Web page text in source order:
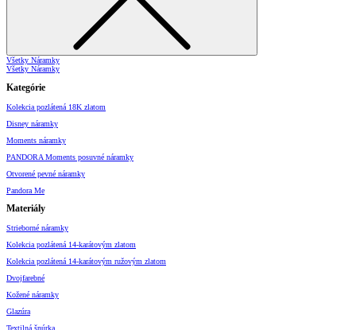
Všetky Náramky
Všetky Náramky
Kategórie
Kolekcia pozlátená 18K zlatom
Disney náramky
Moments náramky
PANDORA Moments posuvné náramky
Otvorené pevné náramky
Pandora Me
Materiály
Strieborné náramky
Kolekcia pozlátená 14-karátovým zlatom
Kolekcia pozlátená 14-karátovým ružovým zlatom
Dvojfarebné
Kožené náramky
Glazúra
Textilná šnúrka